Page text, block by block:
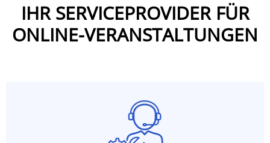
IHR SERVICEPROVIDER FÜR
ONLINE-VERANSTALTUNGEN